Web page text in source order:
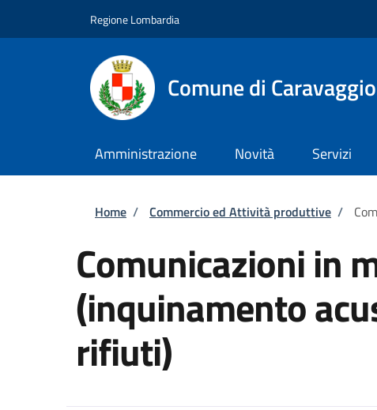
Regione Lombardia
Comune di Caravaggio
Amministrazione Novità Servizi
Briciole di pane
Home / Commercio ed Attività produttive /
Comunicazioni in
(inquinamento
rifiuti)